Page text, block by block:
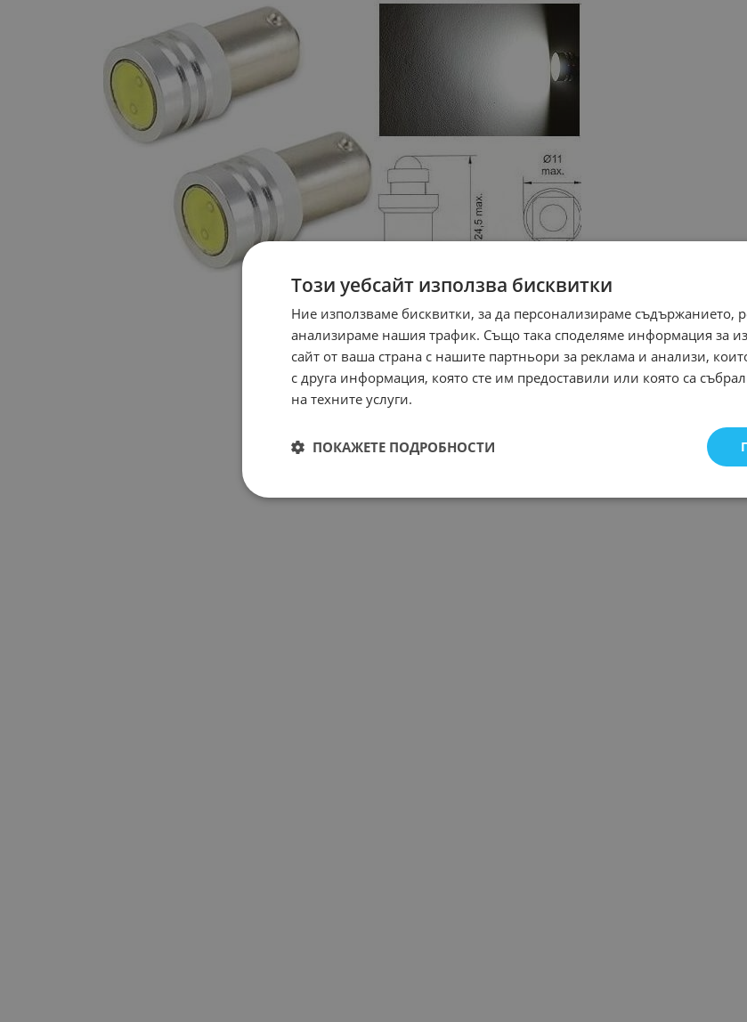
Този уебсайт използва бисквитки
Ние използваме бисквитки, за да персонализираме съдържанието,
анализираме нашия трафик. Също така споделяме информация за
сайт от ваша страна с нашите партньори за реклама и анализи,
с друга информация, която сте им предоставили или която са
на техните услуги.
ПОКАЖЕТЕ ПОДРОБНОСТИ